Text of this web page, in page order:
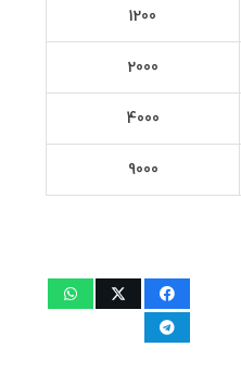
1200
2000
4000
9000